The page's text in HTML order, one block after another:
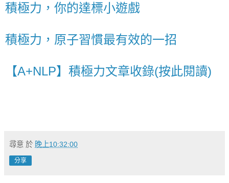
積極力，你的達標小遊戲
積極力，原子習慣最有效的一招
【A+NLP】積極力文章收錄(按此閱讀)
尋意 於 晚上10:32:00
分享